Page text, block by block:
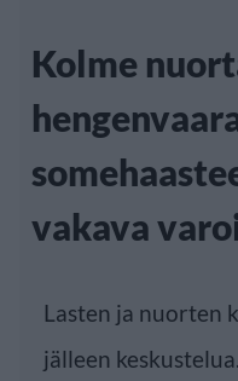
Kolme
vakava
Lasten ja nuorten
jälleen